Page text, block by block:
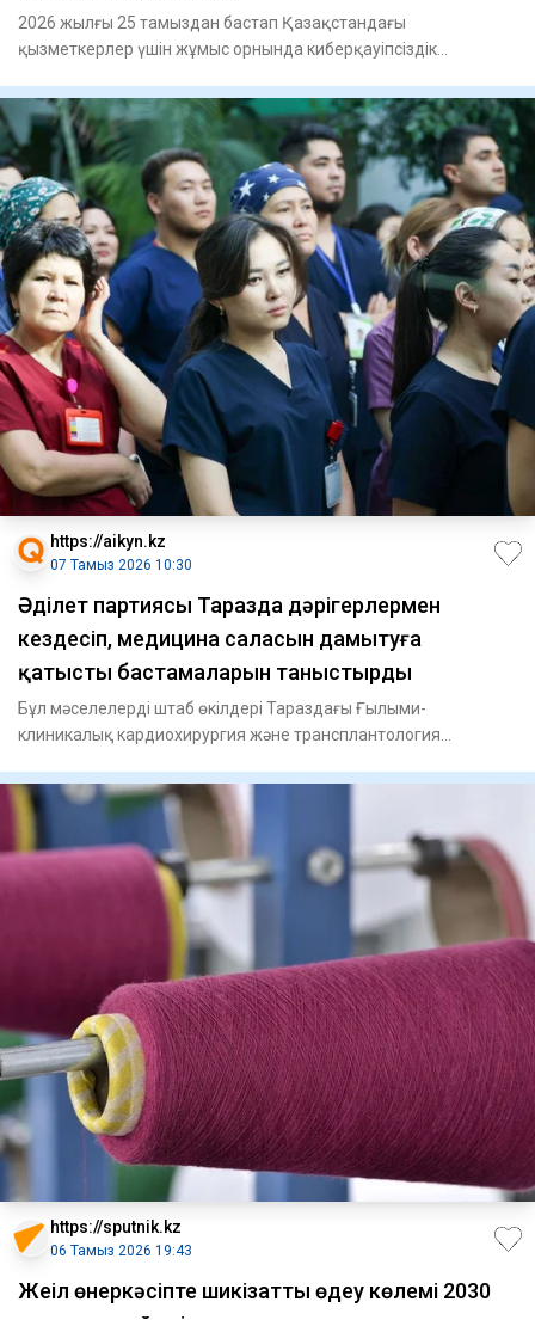
2026 жылғы 25 тамыздан бастап Қазақстандағы
қызметкерлер үшін жұмыс орнында киберқауіпсіздік
https://aikyn.kz
07 Тамыз 2026 10:30
Әділет партиясы Таразда дәрігерлермен
кездесіп, медицина саласын дамытуға
қатысты бастамаларын таныстырды
Бұл мәселелерді штаб өкілдері Тараздағы Ғылыми-
клиникалық кардиохирургия және трансплантология
https://sputnik.kz
06 Тамыз 2026 19:43
Жеңіл өнеркәсіпте шикізатты өңдеу көлемі 2030